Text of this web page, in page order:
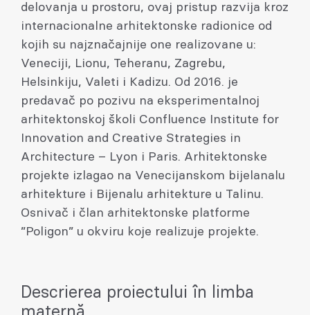
delovanja u prostoru, ovaj pristup razvija kroz
internacionalne arhitektonske radionice od
kojih su najznačajnije one realizovane u:
Veneciji, Lionu, Teheranu, Zagrebu,
Helsinkiju, Valeti i Kadizu. Od 2016. je
predavač po pozivu na eksperimentalnoj
arhitektonskoj školi Confluence Institute for
Innovation and Creative Strategies in
Architecture – Lyon i Paris. Arhitektonske
projekte izlagao na Venecijanskom bijelanalu
arhitekture i Bijenalu arhitekture u Talinu.
Osnivač i član arhitektonske platforme
”Poligon” u okviru koje realizuje projekte.
Descrierea proiectului în limba